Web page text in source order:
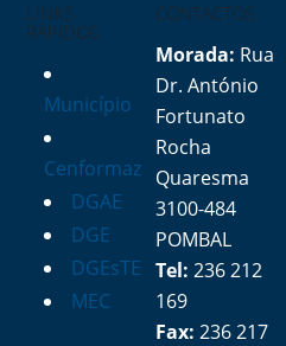
LINKS
RÁPIDOS
Município
Cenformaz
DGAE
DGE
DGEsTE
MEC
CONTACTOS
Morada: Rua
Dr. António
Fortunato
Rocha
Quaresma
3100-484
POMBAL
Tel: 236 212
169
Fax: 236 217